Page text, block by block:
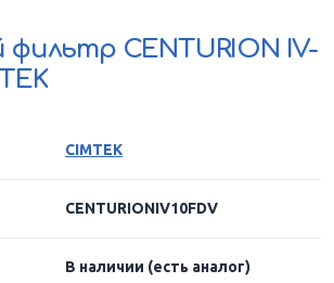
фильтр CENTURION IV-
CIMTEK
CENTURIONIV10FDV
В наличии (есть аналог)